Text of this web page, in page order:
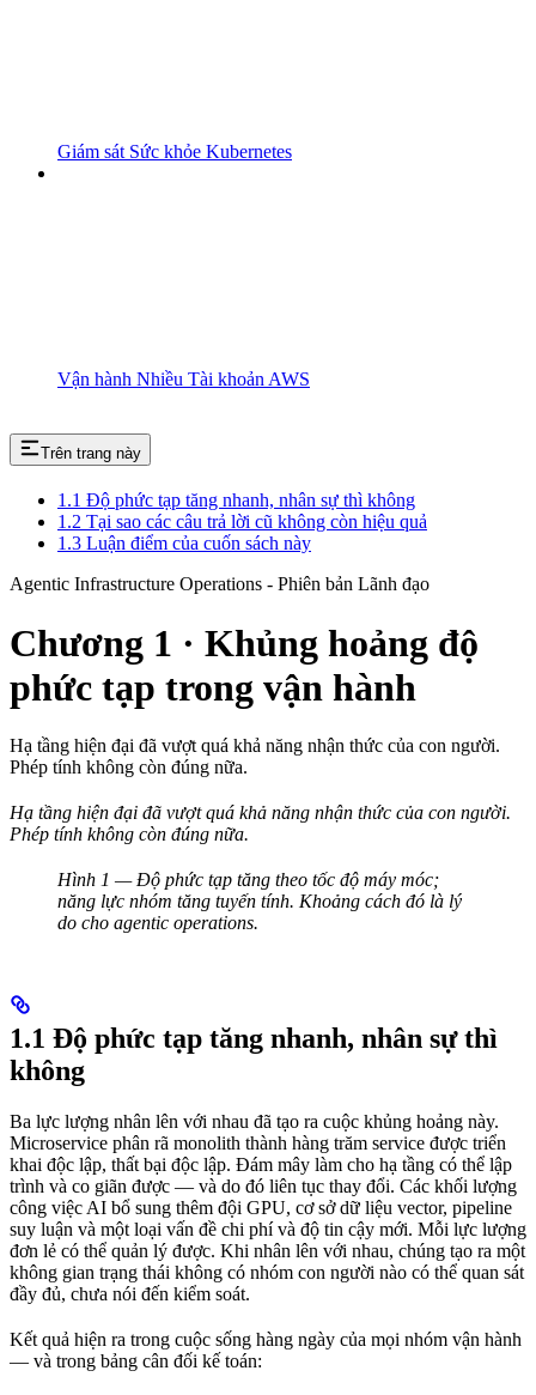
Giám sát Sức khỏe Kubernetes
Vận hành Nhiều Tài khoản AWS
Trên trang này
1.1 Độ phức tạp tăng nhanh, nhân sự thì không
1.2 Tại sao các câu trả lời cũ không còn hiệu quả
1.3 Luận điểm của cuốn sách này
Agentic Infrastructure Operations - Phiên bản Lãnh đạo
Chương 1 · Khủng hoảng độ
phức tạp trong vận hành
Hạ tầng hiện đại đã vượt quá khả năng nhận thức của con người.
Phép tính không còn đúng nữa.
Hạ tầng hiện đại đã vượt quá khả năng nhận thức của con người.
Phép tính không còn đúng nữa.
Hình 1 — Độ phức tạp tăng theo tốc độ máy móc;
năng lực nhóm tăng tuyến tính. Khoảng cách đó là lý
do cho agentic operations.
1.1 Độ phức tạp tăng nhanh, nhân sự thì
không
Ba lực lượng nhân lên với nhau đã tạo ra cuộc khủng hoảng này.
Microservice phân rã monolith thành hàng trăm service được triển
khai độc lập, thất bại độc lập. Đám mây làm cho hạ tầng có thể lập
trình và co giãn được — và do đó liên tục thay đổi. Các khối lượng
công việc AI bổ sung thêm đội GPU, cơ sở dữ liệu vector, pipeline
suy luận và một loại vấn đề chi phí và độ tin cậy mới. Mỗi lực lượng
đơn lẻ có thể quản lý được. Khi nhân lên với nhau, chúng tạo ra một
không gian trạng thái không có nhóm con người nào có thể quan sát
đầy đủ, chưa nói đến kiểm soát.
Kết quả hiện ra trong cuộc sống hàng ngày của mọi nhóm vận hành
— và trong bảng cân đối kế toán: